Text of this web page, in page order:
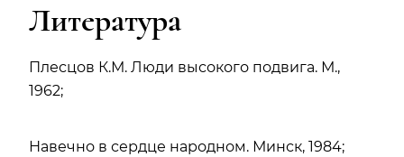
Литература
Плесцов К.М. Люди высокого подвига. М.,
1962;
Навечно в сердце народном. Минск, 1984;